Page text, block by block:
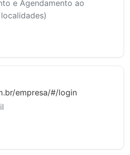
e Agendamento ao
empresa/#/login